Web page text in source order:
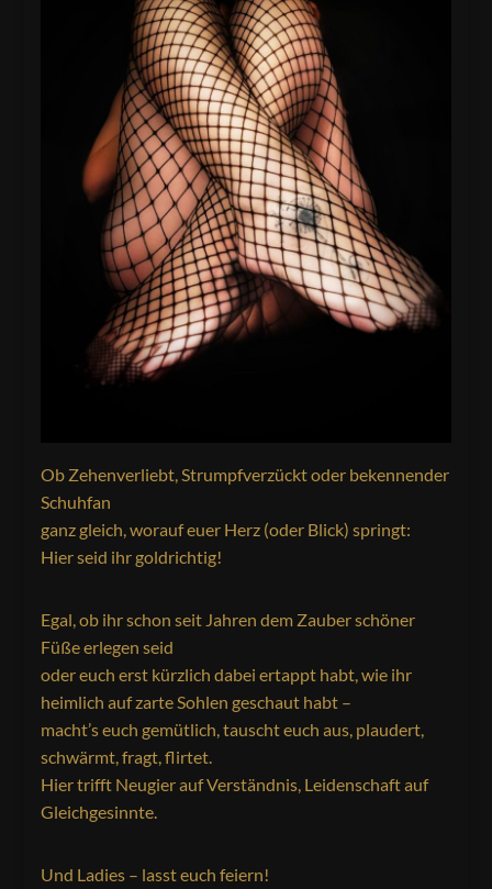
Ob Zehenverliebt, Strumpfverzückt oder bekennender
Schuhfan
ganz gleich, worauf euer Herz (oder Blick) springt:
Hier seid ihr goldrichtig!
Egal, ob ihr schon seit Jahren dem Zauber schöner
Füße erlegen seid
oder euch erst kürzlich dabei ertappt habt, wie ihr
heimlich auf zarte Sohlen geschaut habt –
macht’s euch gemütlich, tauscht euch aus, plaudert,
schwärmt, fragt, flirtet.
Hier trifft Neugier auf Verständnis, Leidenschaft auf
Gleichgesinnte.
Und Ladies – lasst euch feiern!